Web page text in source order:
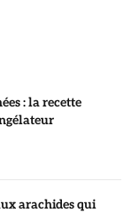
: la recette
arachides qui